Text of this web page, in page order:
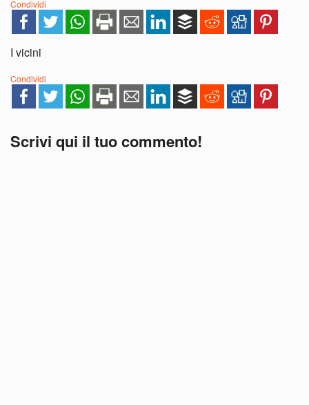
Condividi
I vicini
Condividi
Scrivi qui il tuo commento!